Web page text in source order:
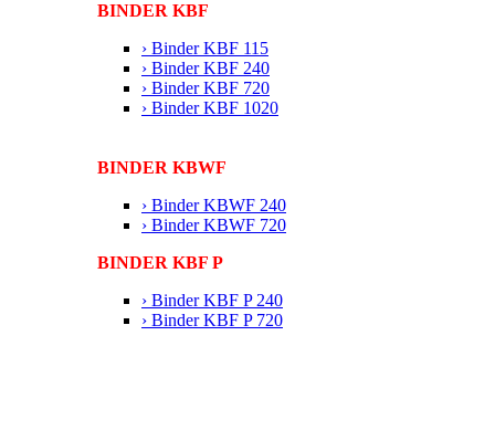
BINDER KBF
› Binder KBF 115
› Binder KBF 240
› Binder KBF 720
› Binder KBF 1020
BINDER KBWF
› Binder KBWF 240
› Binder KBWF 720
BINDER KBF P
› Binder KBF P 240
› Binder KBF P 720